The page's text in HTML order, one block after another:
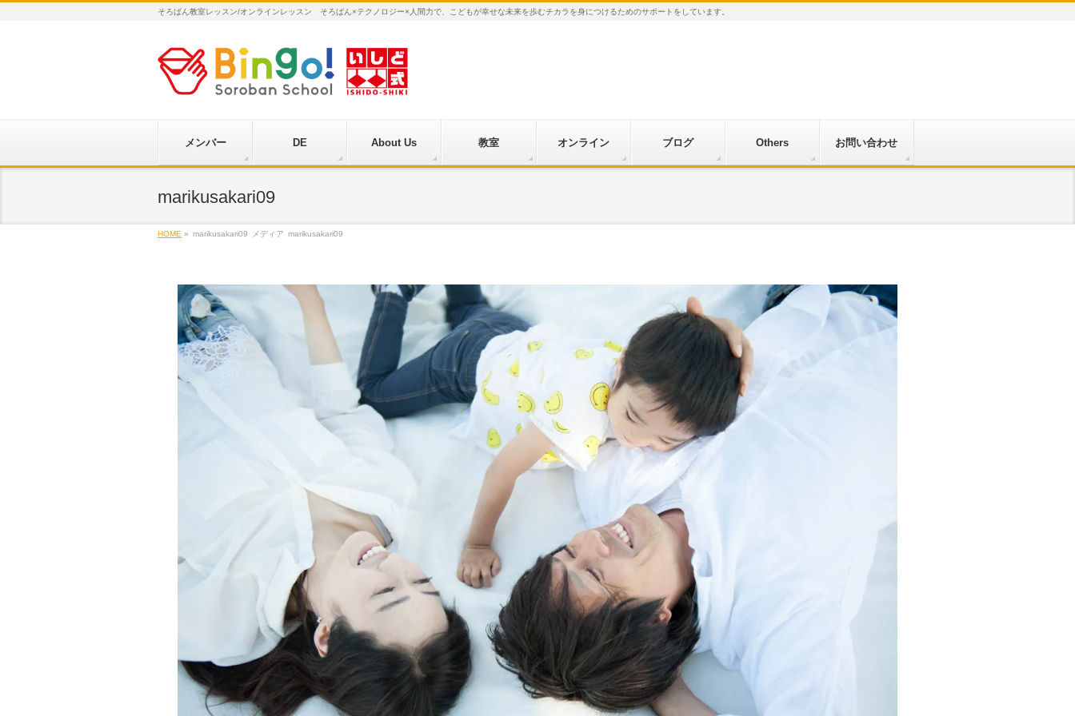
そろばん教室レッスン/オンラインレッスン そろばん×テクノロジー×人間力で、こどもが幸せな未来を歩むチカラを身につけるためのサポートをしています。
メンバー DE About Us 教室 オンライン ブログ Others お問い合わせ
marikusakari09
HOME » marikusakari09 メディア marikusakari09